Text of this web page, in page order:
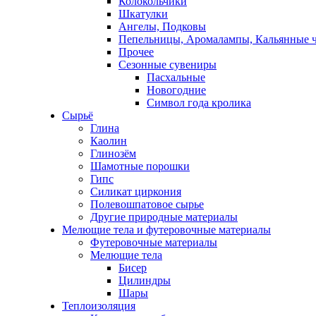
Шкатулки
Ангелы, Подковы
Пепельницы, Аромалампы, Кальянные
Прочее
Сезонные сувениры
Пасхальные
Новогодние
Символ года кролика
Сырьё
Глина
Каолин
Глинозём
Шамотные порошки
Гипс
Силикат циркония
Полевошпатовое сырье
Другие природные материалы
Мелющие тела и футеровочные материалы
Футеровочные материалы
Мелющие тела
Бисер
Цилиндры
Шары
Теплоизоляция